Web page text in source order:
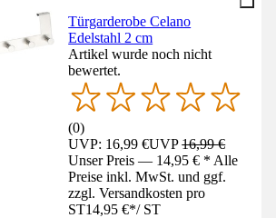
Türgarderobe Celano
Edelstahl 2 cm
Artikel wurde noch nicht
bewertet.
(0)
UVP: 16,99 €UVP16,99 €
Unser Preis — 14,95 € * Alle
Preise inkl. MwSt. und ggf.
zzgl. Versandkosten pro
ST14,95 €*/ ST